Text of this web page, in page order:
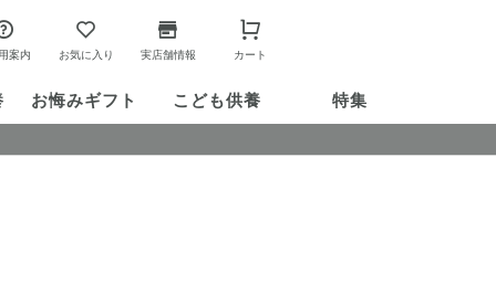
案内 お気に入り 実店舗情報 カート
お悔みギフト こども供養 特集